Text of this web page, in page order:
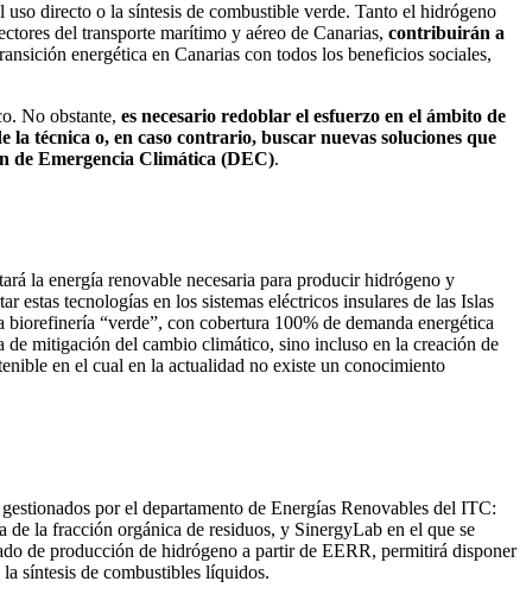
directo o la síntesis de combustible verde. Tanto el hidrógeno
del transporte marítimo y aéreo de Canarias, contribuirán a
energética en Canarias con todos los beneficios sociales,
No obstante, es necesario redoblar el esfuerzo en el ámbito de
técnica o, en caso contrario, buscar nuevas soluciones que
de Emergencia Climática (DEC).
la energía renovable necesaria para producir hidrógeno y
estas tecnologías en los sistemas eléctricos insulares de las Islas
“verde”, con cobertura 100% de demanda energética
de mitigación del cambio climático, sino incluso en la creación de
en el cual en la actualidad no existe un conocimiento
por el departamento de Energías Renovables del ITC:
la fracción orgánica de residuos, y SinergyLab en el que se
de producción de hidrógeno a partir de EERR, permitirá disponer
síntesis de combustibles líquidos.